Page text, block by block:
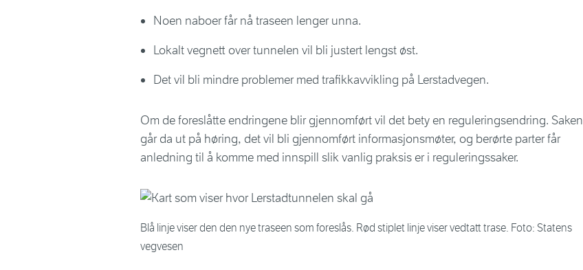
Noen naboer får nå traseen lenger unna.
Lokalt vegnett over tunnelen vil bli justert lengst øst.
Det vil bli mindre problemer med trafikkavvikling på Lerstadvegen.
Om de foreslåtte endringene blir gjennomført vil det bety en reguleringsendring. Saken
går da ut på høring, det vil bli gjennomført informasjonsmøter, og berørte parter får
anledning til å komme med innspill slik vanlig praksis er i reguleringssaker.
Blå linje viser den den nye traseen som foreslås. Rød stiplet linje viser vedtatt trase. Foto: Statens
vegvesen